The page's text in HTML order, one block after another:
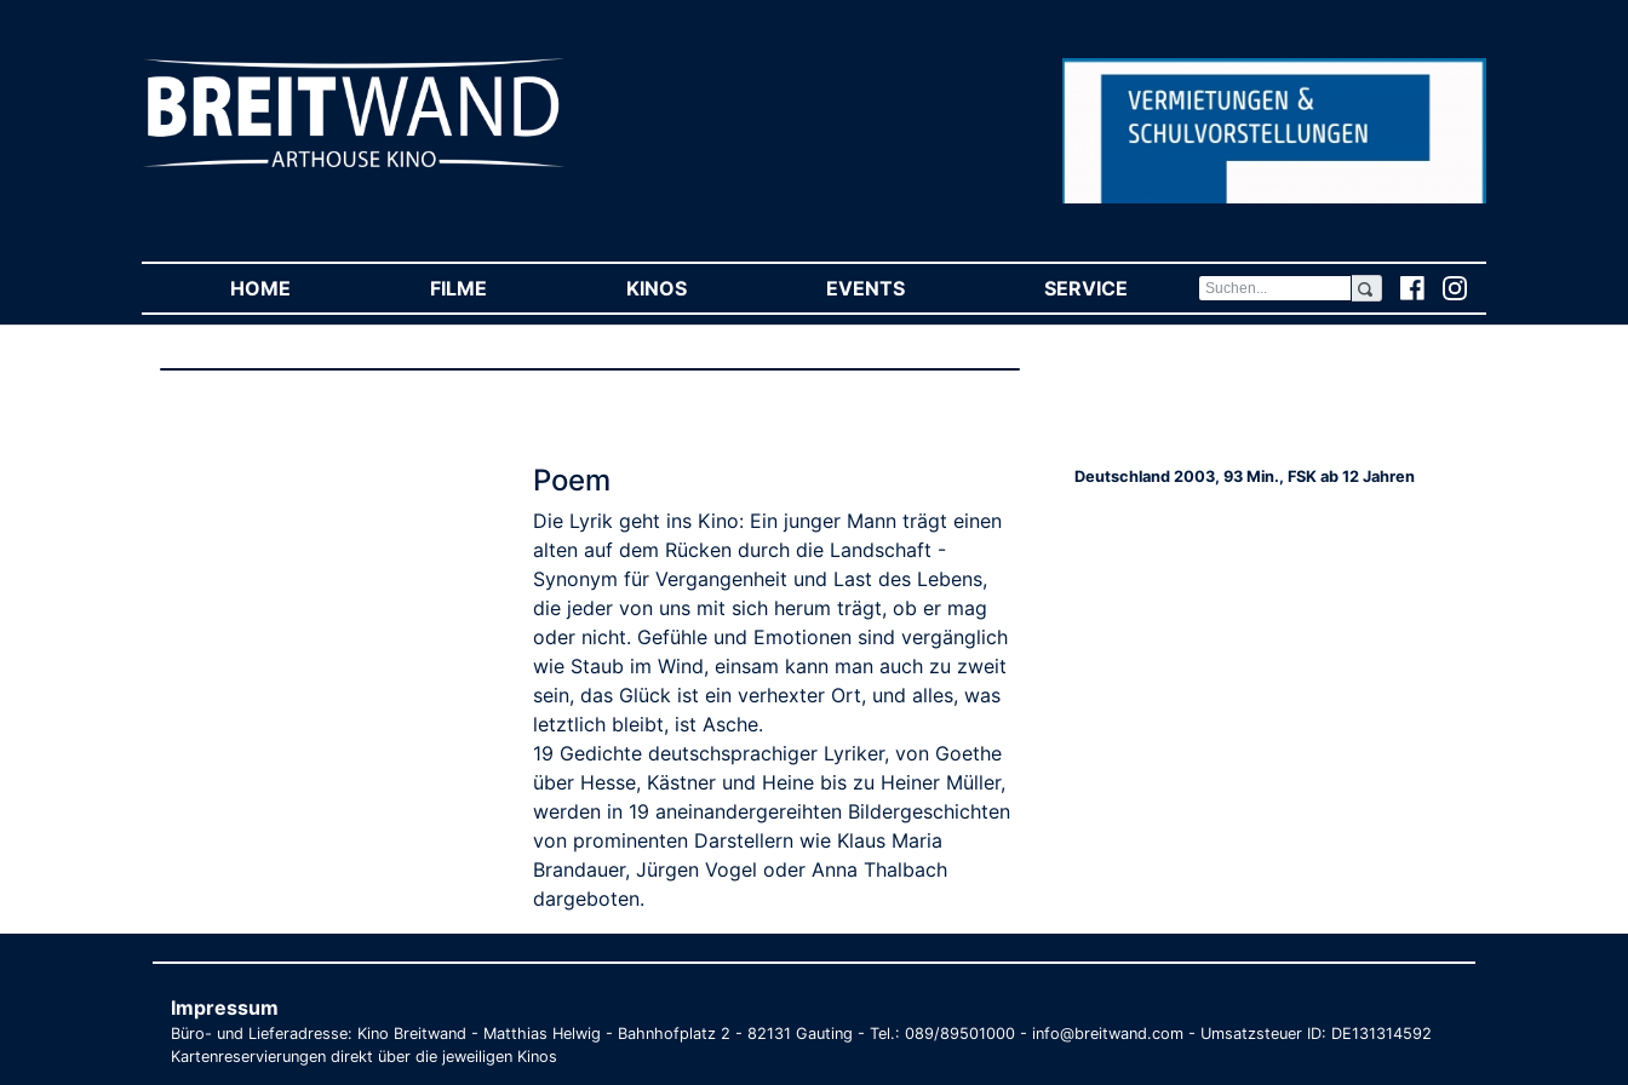
HOME FILME KINOS EVENTS SERVICE (CURRENT)
Poem
Die Lyrik geht ins Kino: Ein junger Mann trägt einen
alten auf dem Rücken durch die Landschaft -
Synonym für Vergangenheit und Last des Lebens,
die jeder von uns mit sich herum trägt, ob er mag
oder nicht. Gefühle und Emotionen sind vergänglich
wie Staub im Wind, einsam kann man auch zu zweit
sein, das Glück ist ein verhexter Ort, und alles, was
letztlich bleibt, ist Asche.
19 Gedichte deutschsprachiger Lyriker, von Goethe
über Hesse, Kästner und Heine bis zu Heiner Müller,
werden in 19 aneinandergereihten Bildergeschichten
von prominenten Darstellern wie Klaus Maria
Brandauer, Jürgen Vogel oder Anna Thalbach
dargeboten.
Deutschland 2003, 93 Min., FSK ab 12 Jahren
Impressum
Büro- und Lieferadresse: Kino Breitwand - Matthias Helwig - Bahnhofplatz 2 - 82131 Gauting - Tel.: 089/89501000 - info@breitwand.com - Umsatzsteuer ID: DE131314592
Kartenreservierungen direkt über die jeweiligen Kinos